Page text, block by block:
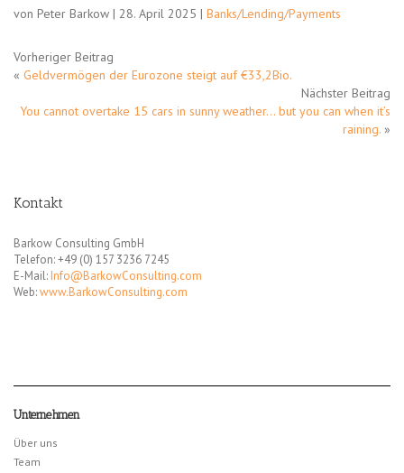
von Peter Barkow | 28. April 2025 | Banks/Lending/Payments
Vorheriger Beitrag
« Geldvermögen der Eurozone steigt auf €33,2Bio.
Nächster Beitrag
You cannot overtake 15 cars in sunny weather… but you can when it’s
raining. »
Kontakt
Barkow Consulting GmbH
Telefon: +49 (0) 157 3236 7245
E-Mail: Info@BarkowConsulting.com
Web:www.BarkowConsulting.com
Unternehmen
Über uns
Team